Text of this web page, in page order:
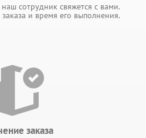
сотрудник свяжется с вами.
и время его выполнения.
заказа